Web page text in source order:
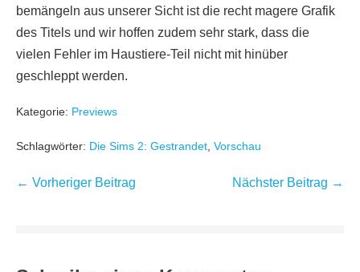
bemängeln aus unserer Sicht ist die recht magere Grafik
des Titels und wir hoffen zudem sehr stark, dass die
vielen Fehler im Haustiere-Teil nicht mit hinüber
geschleppt werden.
Kategorie: Previews
Schlagwörter: Die Sims 2: Gestrandet, Vorschau
Beitragsnavigation
← Vorheriger Beitrag Nächster Beitrag →